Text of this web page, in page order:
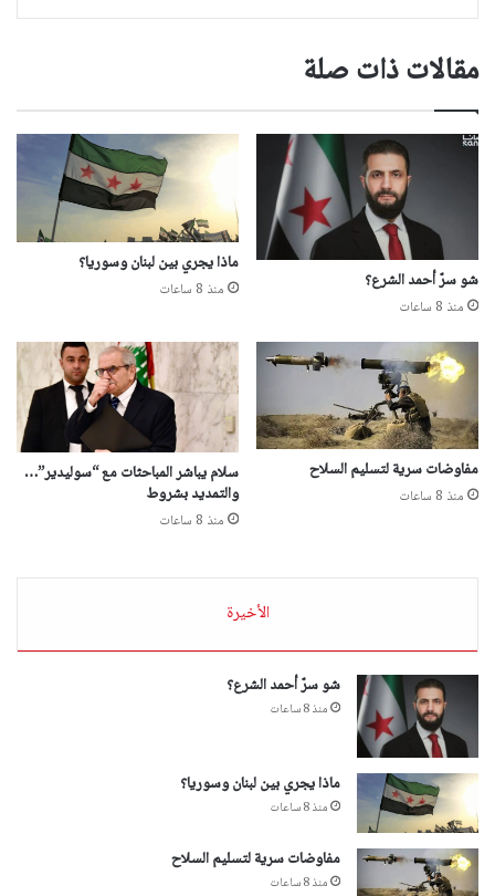
مقالات ذات صلة
شو سرّ أحمد الشرع؟
منذ 8 ساعات
ماذا يجري بين لبنان وسوريا؟
منذ 8 ساعات
مفاوضات سرية لتسليم السلاح
منذ 8 ساعات
سلام يباشر المباحثات مع “سوليدير”…
والتمديد بشروط
منذ 8 ساعات
الأخيرة
شو سرّ أحمد الشرع؟
منذ 8 ساعات
ماذا يجري بين لبنان وسوريا؟
منذ 8 ساعات
مفاوضات سرية لتسليم السلاح
منذ 8 ساعات